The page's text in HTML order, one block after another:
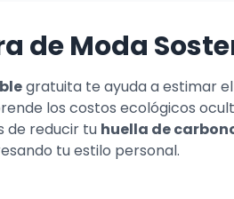
de Moda
gratuita te ayuda a estimar el
los costos ecológicos
de reducir tu huella de
tu estilo personal.